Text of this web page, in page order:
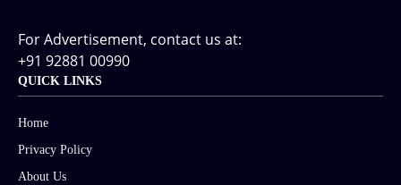
For Advertisement, contact us at:
+91 92881 00990
QUICK LINKS
Home
Privacy Policy
About Us